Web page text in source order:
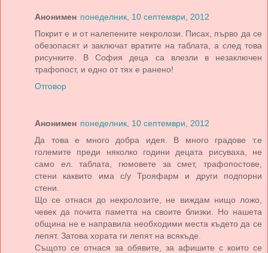
Анонимен понеделник, 10 септември, 2012
Покрит е и от налепените некролози. Писах, първо да се
обезопасят и заключат вратите на таблата, а след това
рисунките. В София деца са влезли в незаключен
трафопост, и едно от тях е ранено!
Отговор
Анонимен понеделник, 10 септември, 2012
Да това е много добра идея. В много градове т.е
големите преди няколко години децата рисуваха, не
само ел. таблата, гюмовете за смет, трафопостове,
стени каквито има с/у Трояфарм и други подпорни
стени.
Що се отнася до некролозите, не виждам нищо ложо,
чевек да почита паметта на своите близки. Но нашета
община не е направила необходими места където да се
лепят. Затова хората ги лепят на всякъде.
Същото се отнася за обявите, за афишите с които се